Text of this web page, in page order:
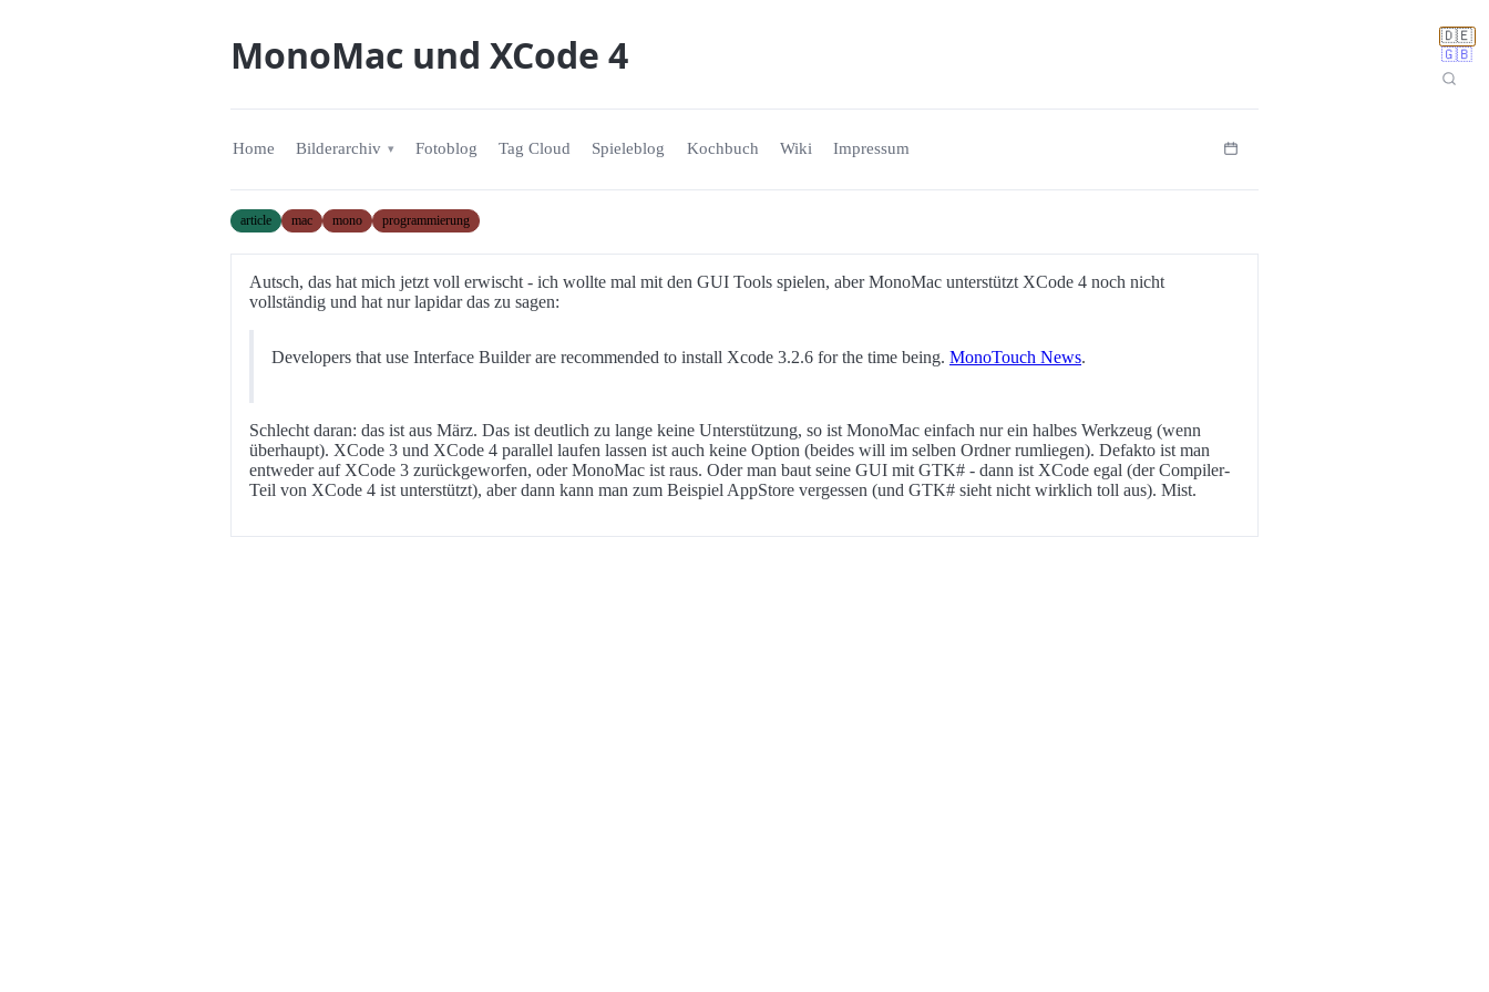
🇩🇪
🇬🇧
MonoMac und XCode 4
Home Bilderarchiv Fotoblog Tag Cloud Spieleblog Kochbuch Wiki Impressum
article mac mono programmierung
Autsch, das hat mich jetzt voll erwischt - ich wollte mal mit den GUI Tools spielen, aber MonoMac unterstützt XCode 4 noch nicht
vollständig und hat nur lapidar das zu sagen:
Developers that use Interface Builder are recommended to install Xcode 3.2.6 for the time being. MonoTouch News.
Schlecht daran: das ist aus März. Das ist deutlich zu lange keine Unterstützung, so ist MonoMac einfach nur ein halbes Werkzeug (wenn
überhaupt). XCode 3 und XCode 4 parallel laufen lassen ist auch keine Option (beides will im selben Ordner rumliegen). Defakto ist man
entweder auf XCode 3 zurückgeworfen, oder MonoMac ist raus. Oder man baut seine GUI mit GTK# - dann ist XCode egal (der Compiler-
Teil von XCode 4 ist unterstützt), aber dann kann man zum Beispiel AppStore vergessen (und GTK# sieht nicht wirklich toll aus). Mist.